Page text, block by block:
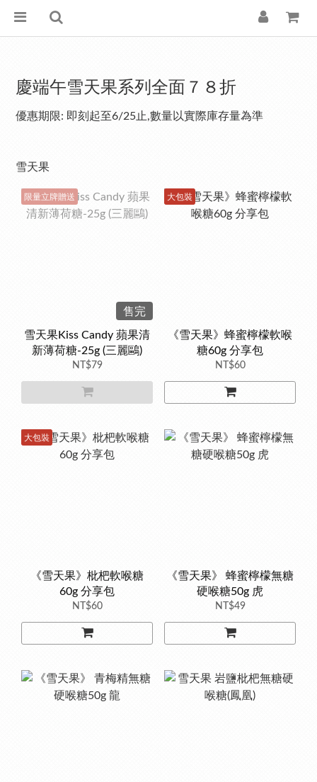
慶端午雪天果系列全面７８折
優惠期限: 即刻起至6/25止,數量以實際庫存量為準
雪天果
限量立牌贈送
售完
雪天果Kiss Candy 蘋果清
新薄荷糖-25g (三麗鷗)
NT$79
大包裝
《雪天果》蜂蜜檸檬軟喉
糖60g 分享包
NT$60
大包裝
《雪天果》枇杷軟喉糖
60g 分享包
NT$60
《雪天果》 蜂蜜檸檬無糖
硬喉糖50g 虎
NT$49